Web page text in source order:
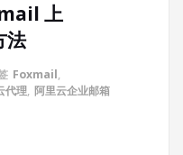
上
法
Foxmail,
代理, 阿里云企业邮箱